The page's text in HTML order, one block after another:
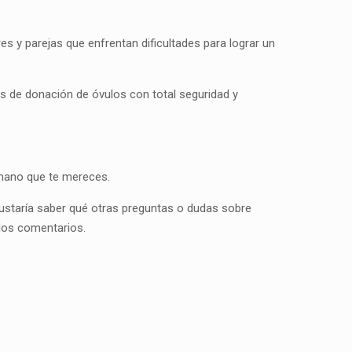
y parejas que enfrentan dificultades para lograr un
de donación de óvulos con total seguridad y
que te mereces.
saber qué otras preguntas o dudas sobre
comentarios.